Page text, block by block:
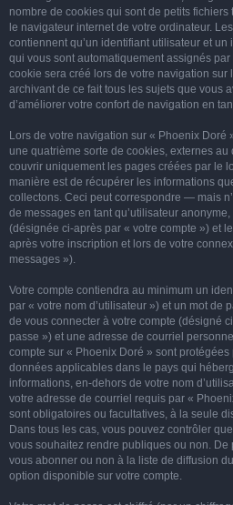
nombre de cookies qui sont de petits
le navigateur internet de votre ordinateur.
contiennent qu’un identifiant utilisateur et
qui vous sont automatiquement assignés
cookie sera créé lors de votre navigation sur
archivant de ce fait tous les sujets que vous
d’améliorer votre confort de navigation en
Lors de votre navigation sur « Phoenix
une quatrième sorte de cookies, externes
couvrir uniquement les pages créées par le
manière est de récupérer les informations
collectons. Ceci peut correspondre — mais
de messages en tant qu’utilisateur
(désignée ci-après par « votre compte ») et
après votre inscription et lors de votre
messages »).
Votre compte contiendra au minimum un
par « votre nom d’utilisateur ») et un mot de
de vous connecter à votre compte (désigné
passe ») et une adresse de courriel
compte sur « Phoenix Doré » sont
données applicables dans le pays qui
informations, en-dehors de votre nom
votre adresse de courriel requis par «
sont obligatoires ou facultatives, à la seule
Dans tous les cas, vous pouvez contrôler
vous souhaitez rendre publiques ou non. De
vous abonner ou non à la liste de diffusion
option disponible sur votre compte.